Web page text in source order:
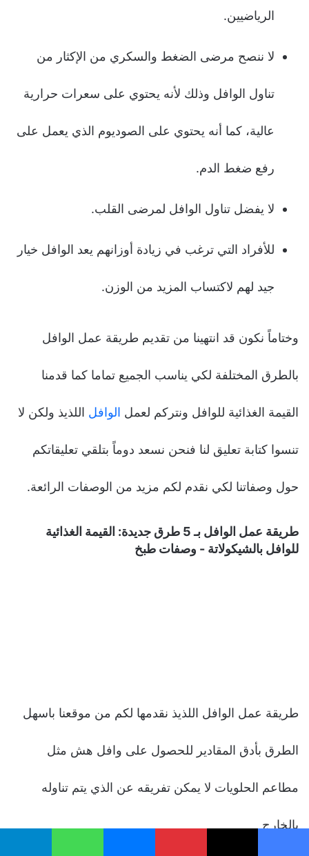
الرياضيين.
لا ننصح مرضى الضغط والسكري من الإكثار من
تناول الوافل وذلك لأنه يحتوي على سعرات حرارية
عالية، كما أنه يحتوي على الصوديوم الذي يعمل على
رفع ضغط الدم.
لا يفضل تناول الوافل لمرضى القلب.
للأفراد التي ترغب في زيادة أوزانهم يعد الوافل خيار
جيد لهم لاكتساب المزيد من الوزن.
وختاماً نكون قد انتهينا من تقديم طريقة عمل الوافل
بالطرق المختلفة لكي يناسب الجميع تماما كما قدمنا
القيمة الغذائية للوافل ونتركم لعمل الوافل اللذيذ ولكن لا
تنسوا كتابة تعليق لنا فنحن نسعد دوماً بتلقي تعليقاتكم
حول وصفاتنا لكي نقدم لكم مزيد من الوصفات الرائعة.
طريقة عمل الوافل بـ 5 طرق جديدة: القيمة الغذائية
للوافل بالشيكولاتة - وصفات طبخ
طريقة عمل الوافل اللذيذ نقدمها لكم من موقعنا باسهل
الطرق بأدق المقادير للحصول على وافل هش مثل
مطاعم الحلويات لا يمكن تفريقه عن الذي يتم تناوله
بالخارج